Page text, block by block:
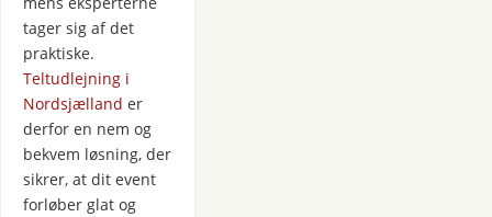
tager sig af det
praktiske.
Teltudlejning i
Nordsjælland er
derfor en nem og
bekvem løsning, der
sikrer, at dit event
forløber glat og